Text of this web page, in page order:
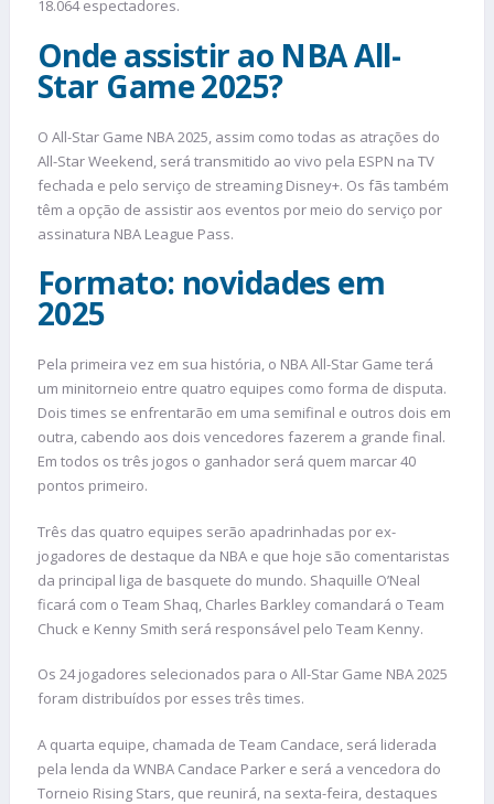
18.064 espectadores.
Onde assistir ao NBA All-
Star Game 2025?
O All-Star Game NBA 2025, assim como todas as atrações do
All-Star Weekend, será transmitido ao vivo pela ESPN na TV
fechada e pelo serviço de streaming Disney+. Os fãs também
têm a opção de assistir aos eventos por meio do serviço por
assinatura NBA League Pass.
Formato: novidades em
2025
Pela primeira vez em sua história, o NBA All-Star Game terá
um minitorneio entre quatro equipes como forma de disputa.
Dois times se enfrentarão em uma semifinal e outros dois em
outra, cabendo aos dois vencedores fazerem a grande final.
Em todos os três jogos o ganhador será quem marcar 40
pontos primeiro.
Três das quatro equipes serão apadrinhadas por ex-
jogadores de destaque da NBA e que hoje são comentaristas
da principal liga de basquete do mundo. Shaquille O’Neal
ficará com o Team Shaq, Charles Barkley comandará o Team
Chuck e Kenny Smith será responsável pelo Team Kenny.
Os 24 jogadores selecionados para o All-Star Game NBA 2025
foram distribuídos por esses três times.
A quarta equipe, chamada de Team Candace, será liderada
pela lenda da WNBA Candace Parker e será a vencedora do
Torneio Rising Stars, que reunirá, na sexta-feira, destaques